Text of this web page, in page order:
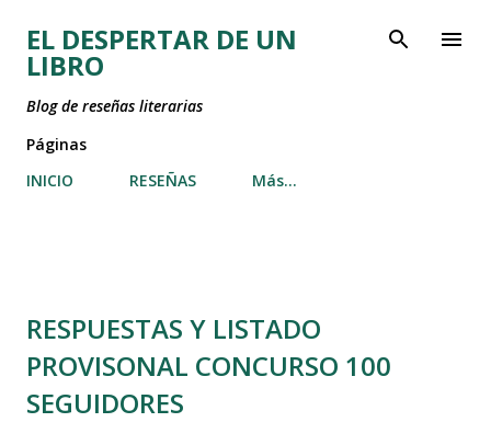
Ir al contenido principal
EL DESPERTAR DE UN
LIBRO
Blog de reseñas literarias
Páginas
INICIO
RESEÑAS Más…
RESPUESTAS Y LISTADO
PROVISONAL CONCURSO 100
SEGUIDORES